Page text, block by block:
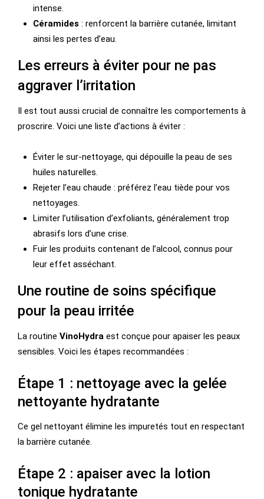
intense.
Céramides : renforcent la barrière cutanée, limitant
ainsi les pertes d’eau.
Les erreurs à éviter pour ne pas
aggraver l’irritation
Il est tout aussi crucial de connaître les comportements à
proscrire. Voici une liste d’actions à éviter :
Éviter le sur-nettoyage, qui dépouille la peau de ses
huiles naturelles.
Rejeter l’eau chaude : préférez l’eau tiède pour vos
nettoyages.
Limiter l’utilisation d’exfoliants, généralement trop
abrasifs lors d’une crise.
Fuir les produits contenant de l’alcool, connus pour
leur effet asséchant.
Une routine de soins spécifique
pour la peau irritée
La routine VinoHydra est conçue pour apaiser les peaux
sensibles. Voici les étapes recommandées :
Étape 1 : nettoyage avec la gelée
nettoyante hydratante
Ce gel nettoyant élimine les impuretés tout en respectant
la barrière cutanée.
Étape 2 : apaiser avec la lotion
tonique hydratante